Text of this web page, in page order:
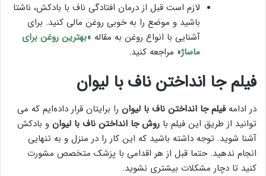
لازم است قبل از درمان افتادگی ناف با بادکش، ناشتا
باشید و موضع را به خوبی روغن مالی کنید. برای
آشنایی با انواع روغن به مقاله «بهترین روغن‌ برای
ماساژ» مراجعه کنید.
فیلم جا انداختن ناف با لیوان
در ادامهفیلم جا انداختن ناف با لیوان را برایتان قرار داده‌ایم که می
توانید از طریق این فیلم با روش جا انداختن ناف با لیوان و بادکش
آشنا شوید. توجه داشته باشید که این کار را در منزل و به تنهایی
انجام ندهید. حتما قبل از هر اقدامی با پزشک متخصص مشورت
کنید تا دچار مشکلات بیشتری نشوید.